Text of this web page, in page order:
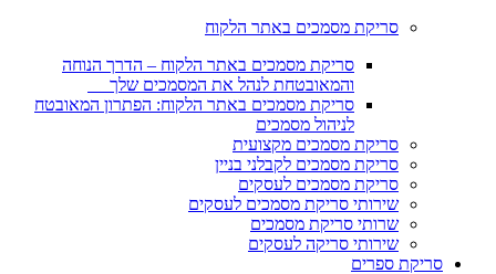
סריקת מסמכים באתר הלקוח
סריקת מסמכים באתר הלקוח – הדרך הנוחה
והמאובטחת לנהל את המסמכים שלך
סריקת מסמכים באתר הלקוח: הפתרון המאובטח
לניהול מסמכים
סריקת מסמכים מקצועית
סריקת מסמכים לקבלני בניין
סריקת מסמכים לעסקים
שירותי סריקת מסמכים לעסקים
שרותי סריקת מסמכים
שירותי סריקה לעסקים
סריקת ספרים